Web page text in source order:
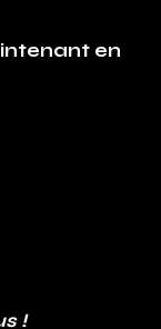
en
!